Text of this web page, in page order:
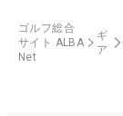
ゴルフ総合
サイト ALBA
Net
ギ
ア